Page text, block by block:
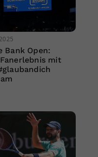
Bank Open:
mit